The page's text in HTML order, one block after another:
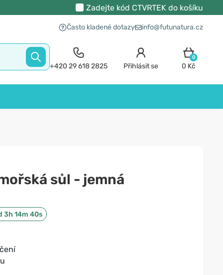
Zadejte kód CTVRTEKdo košíku
Často kladené dotazy info@futunatura.cz
+420 29 618 2825 Přihlásit se
0
0 Kč
sůl - jemná
3h 14m 39s